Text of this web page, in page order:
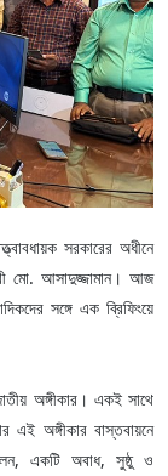
সরকারের অধীনে
মো. আসাদুজ্জামান। আজ
সঙ্গে এক ব্রিফিংয়ে
অঙ্গীকার। একই সাথে
এই অঙ্গীকার বাস্তবায়নে
একটি অবাধ, সুষ্ঠু ও